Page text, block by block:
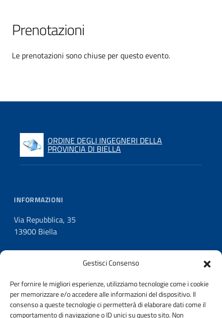
Gestisci Consenso
Per fornire le migliori esperienze, utilizziamo tecnologie come i cookie
per memorizzare e/o accedere alle informazioni del dispositivo. Il
consenso a queste tecnologie ci permetterà di elaborare dati come il
comportamento di navigazione o ID unici su questo sito. Non
Prenotazioni
Le prenotazioni sono chiuse per questo evento.
ORDINE DEGLI INGEGNERI DELLA
PROVINCIA DI BIELLA
INFORMAZIONI
Via Repubblica, 35
13900 Biella
C.F.
90029810026